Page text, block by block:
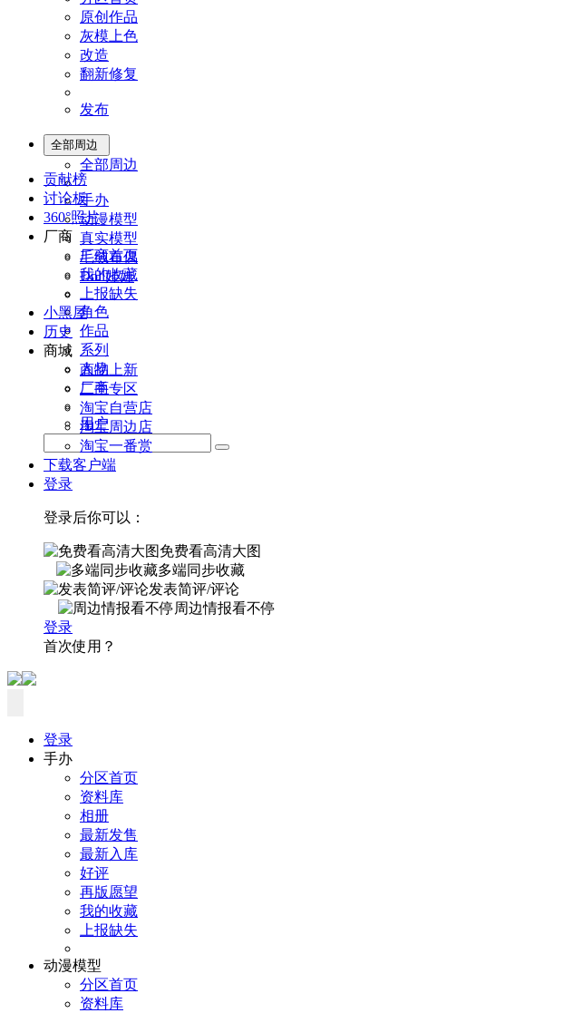
原创作品
灰模上色
改造
翻新修复
发布
全部周边
全部周边
手办
动漫模型
真实模型
毛绒布偶
Doll娃娃
角色
作品
系列
人物
厂商
用户
贡献榜
讨论板
360°照片
厂商
厂商首页
我的收藏
上报缺失
小黑屋
历史
商城
商品上新
二手专区
淘宝自营店
淘宝周边店
淘宝一番赏
下载客户端
登录
登录后你可以：
免费看高清大图
多端同步收藏
发表简评/评论
周边情报看不停
登录
首次使用？
登录
手办
分区首页
资料库
相册
最新发售
最新入库
好评
再版愿望
我的收藏
上报缺失
动漫模型
分区首页
资料库